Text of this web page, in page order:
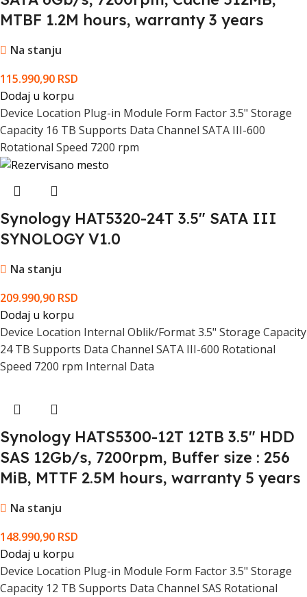
MTBF 1.2M hours, warranty 3 years
Na stanju
115.990,90 RSD
Dodaj u korpu
Device Location Plug-in Module Form Factor 3.5" Storage
Capacity 16 TB Supports Data Channel SATA III-600
Rotational Speed 7200 rpm
Synology HAT5320-24T 3.5" SATA III
SYNOLOGY V1.0
Na stanju
209.990,90 RSD
Dodaj u korpu
Device Location Internal Oblik/Format 3.5" Storage Capacity
24 TB Supports Data Channel SATA III-600 Rotational
Speed 7200 rpm Internal Data
Synology HATS5300-12T 12TB 3.5" HDD
SAS 12Gb/s, 7200rpm, Buffer size : 256
MiB, MTTF 2.5M hours, warranty 5 years
Na stanju
148.990,90 RSD
Dodaj u korpu
Device Location Plug-in Module Form Factor 3.5" Storage
Capacity 12 TB Supports Data Channel SAS Rotational